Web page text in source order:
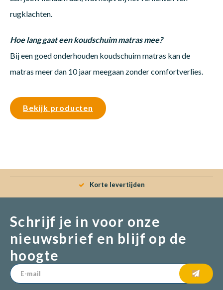
rugklachten.
Hoe lang gaat een koudschuim matras mee?
Bij een goed onderhouden koudschuim matras kan de
matras meer dan 10 jaar meegaan zonder comfortverlies.
Bekijk producten
Korte levertijden
Schrijf je in voor onze
nieuwsbrief en blijf op de
hoogte